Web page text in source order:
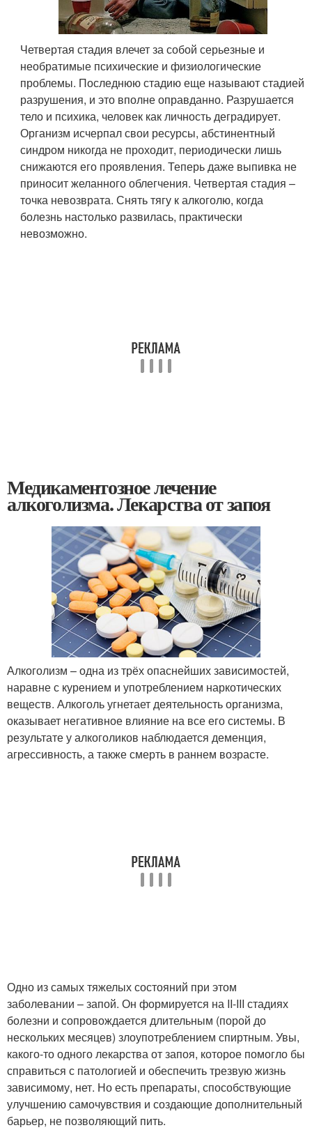
Четвертая стадия влечет за собой серьезные и
необратимые психические и физиологические
проблемы. Последнюю стадию еще называют стадией
разрушения, и это вполне оправданно. Разрушается
тело и психика, человек как личность деградирует.
Организм исчерпал свои ресурсы, абстинентный
синдром никогда не проходит, периодически лишь
снижаются его проявления. Теперь даже выпивка не
приносит желанного облегчения. Четвертая стадия –
точка невозврата. Снять тягу к алкоголю, когда
болезнь настолько развилась, практически
невозможно.
Медикаментозное лечение
алкоголизма. Лекарства от запоя
Алкоголизм – одна из трёх опаснейших зависимостей,
наравне с курением и употреблением наркотических
веществ. Алкоголь угнетает деятельность организма,
оказывает негативное влияние на все его системы. В
результате у алкоголиков наблюдается деменция,
агрессивность, а также смерть в раннем возрасте.
Одно из самых тяжелых состояний при этом
заболевании – запой. Он формируется на II-III стадиях
болезни и сопровождается длительным (порой до
нескольких месяцев) злоупотреблением спиртным. Увы,
какого-то одного лекарства от запоя, которое помогло бы
справиться с патологией и обеспечить трезвую жизнь
зависимому, нет. Но есть препараты, способствующие
улучшению самочувствия и создающие дополнительный
барьер, не позволяющий пить.